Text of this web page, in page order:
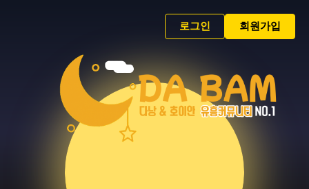
로그인 회원가입